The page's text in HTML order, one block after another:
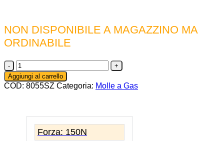
NON DISPONIBILE A MAGAZZINO MA
ORDINABILE
8055SZ
-
Molla
a
Stabilus
Aggiungi al carrello
COD: 8055SZ Categoria: Molle a Gas
Forza: 150N